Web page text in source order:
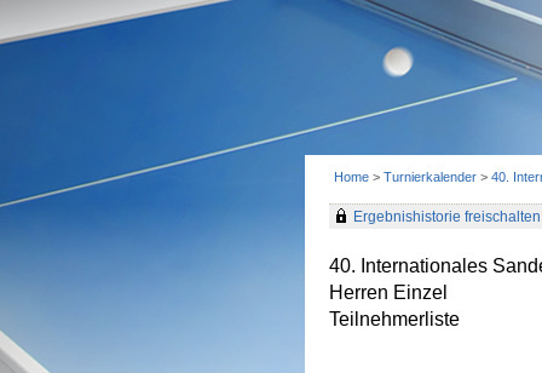
Home > Turnierkalender > 40.
Ergebnishistorie freischalten
40. Internationales
Herren Einzel
Teilnehmerliste